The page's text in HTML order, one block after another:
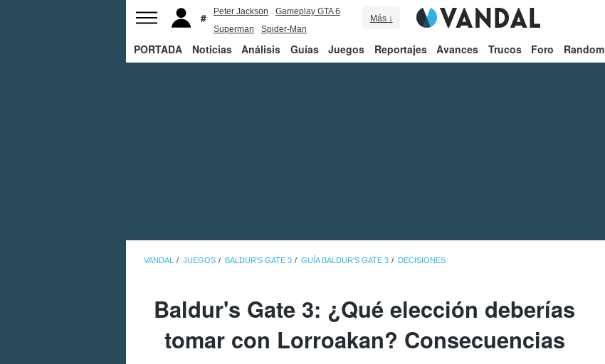
Peter Jackson
Gameplay GTA 6
Superman
Spider-Man
Más ↓
PORTADA Noticias Análisis Guías Juegos Reportajes Avances Trucos Foro Random
VANDAL JUEGOS BALDUR'S GATE 3 GUÍA BALDUR'S GATE 3 DECISIONES
Baldur's Gate 3: ¿Qué elección deberías
tomar con Lorroakan? Consecuencias